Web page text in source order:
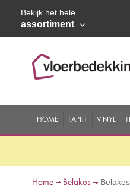
Bekijk het hele
assortiment
HOME TAPIJT VINYL
Home Belakos